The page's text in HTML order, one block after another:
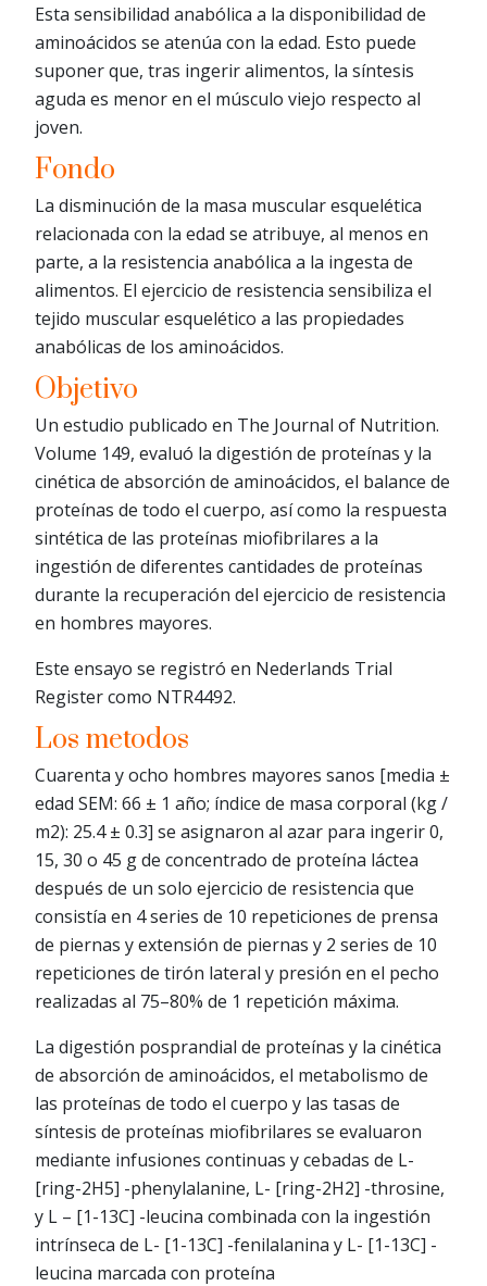
Esta sensibilidad anabólica a la disponibilidad de
aminoácidos se atenúa con la edad. Esto puede
suponer que, tras ingerir alimentos, la síntesis
aguda es menor en el músculo viejo respecto al
joven.
Fondo
La disminución de la masa muscular esquelética
relacionada con la edad se atribuye, al menos en
parte, a la resistencia anabólica a la ingesta de
alimentos. El ejercicio de resistencia sensibiliza el
tejido muscular esquelético a las propiedades
anabólicas de los aminoácidos.
Objetivo
Un estudio publicado en The Journal of Nutrition.
Volume 149, evaluó la digestión de proteínas y la
cinética de absorción de aminoácidos, el balance de
proteínas de todo el cuerpo, así como la respuesta
sintética de las proteínas miofibrilares a la
ingestión de diferentes cantidades de proteínas
durante la recuperación del ejercicio de resistencia
en hombres mayores.
Este ensayo se registró en Nederlands Trial
Register como NTR4492.
Los metodos
Cuarenta y ocho hombres mayores sanos [media ±
edad SEM: 66 ± 1 año; índice de masa corporal (kg /
m2): 25.4 ± 0.3] se asignaron al azar para ingerir 0,
15, 30 o 45 g de concentrado de proteína láctea
después de un solo ejercicio de resistencia que
consistía en 4 series de 10 repeticiones de prensa
de piernas y extensión de piernas y 2 series de 10
repeticiones de tirón lateral y presión en el pecho
realizadas al 75–80% de 1 repetición máxima.
La digestión posprandial de proteínas y la cinética
de absorción de aminoácidos, el metabolismo de
las proteínas de todo el cuerpo y las tasas de
síntesis de proteínas miofibrilares se evaluaron
mediante infusiones continuas y cebadas de L-
[ring-2H5] -phenylalanine, L- [ring-2H2] -throsine,
y L – [1-13C] -leucina combinada con la ingestión
intrínseca de L- [1-13C] -fenilalanina y L- [1-13C] -
leucina marcada con proteína